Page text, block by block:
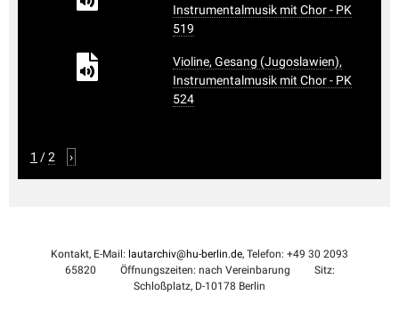
Instrumentalmusik mit Chor - PK
519
Violine, Gesang (Jugoslawien),
Instrumentalmusik mit Chor - PK
524
1 /2 ›
Kontakt, E-Mail: lautarchiv@hu-berlin.de, Telefon: +49 30 2093
65820
Öffnungszeiten: nach Vereinbarung
Sitz:
Schloßplatz, D-10178 Berlin